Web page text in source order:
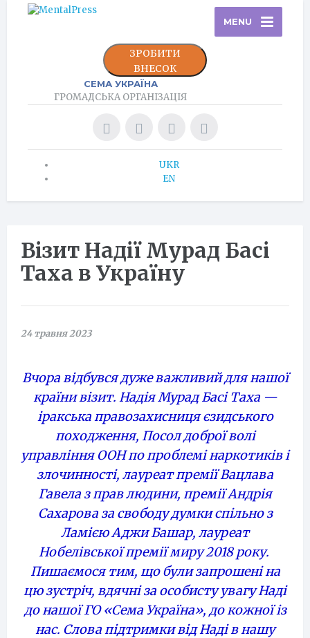
MENU
ЗРОБИТИ
ВНЕСОК
СЕМА УКРАЇНА
ГРОМАДСЬКА ОРГАНІЗАЦІЯ
UKR
EN
Візит Надії Мурад Басі
Таха в Україну
24 травня 2023
Вчора відбувся дуже важливий для нашої
країни візит. Надія Мурад Басі Таха —
іракська правозахисниця єзидського
походження, Посол доброї волі
управління ООН по проблемі наркотиків і
злочинності, лауреат премії Вацлава
Гавела з прав людини, премії Андрія
Сахарова за свободу думки спільно з
Ламією Аджи Башар, лауреат
Нобелівської премії миру 2018 року.
Пишаємося тим, що були запрошені на
цю зустріч, вдячні за особисту увагу Наді
до нашої ГО «Сема Україна», до кожної із
нас. Слова підтримки від Наді в нашу